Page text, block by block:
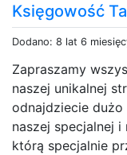
Księgowość
Dodano: 8 lat 6
Zapraszamy
naszej unikalnej
odnajdziecie
naszej specjalnej
którą specjalnie